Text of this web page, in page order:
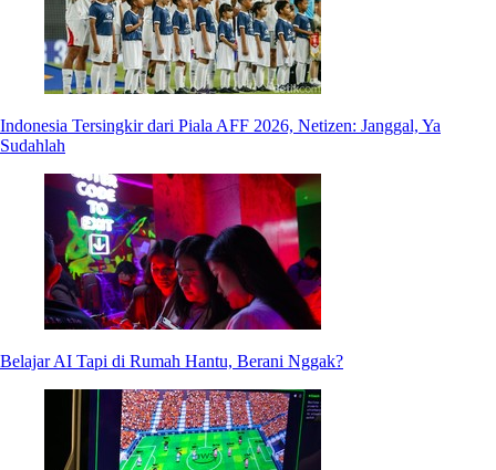
Indonesia Tersingkir dari Piala AFF 2026, Netizen: Janggal, Ya
Sudahlah
Belajar AI Tapi di Rumah Hantu, Berani Nggak?